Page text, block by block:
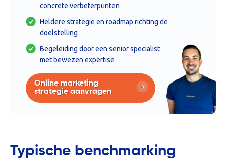
concrete verbeterpunten
Heldere strategie en roadmap richting de
doelstelling
Begeleiding door een senior specialist
met bewezen expertise
Online marketing
strategie aanvragen
Typische benchmarking